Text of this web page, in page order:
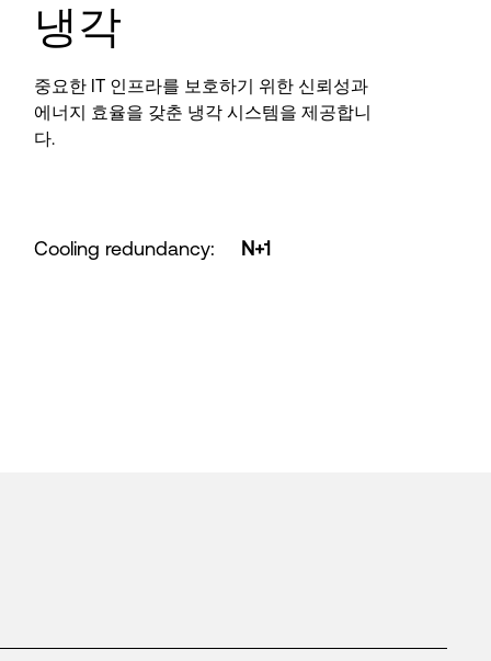
냉각
중요한 IT 인프라를 보호하기 위한 신뢰성과
에너지 효율을 갖춘 냉각 시스템을 제공합니
다.
Cooling redundancy: N+1